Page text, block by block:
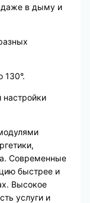
даже в дыму и
130°.
Современные
быстрее и
Высокое
услуги и